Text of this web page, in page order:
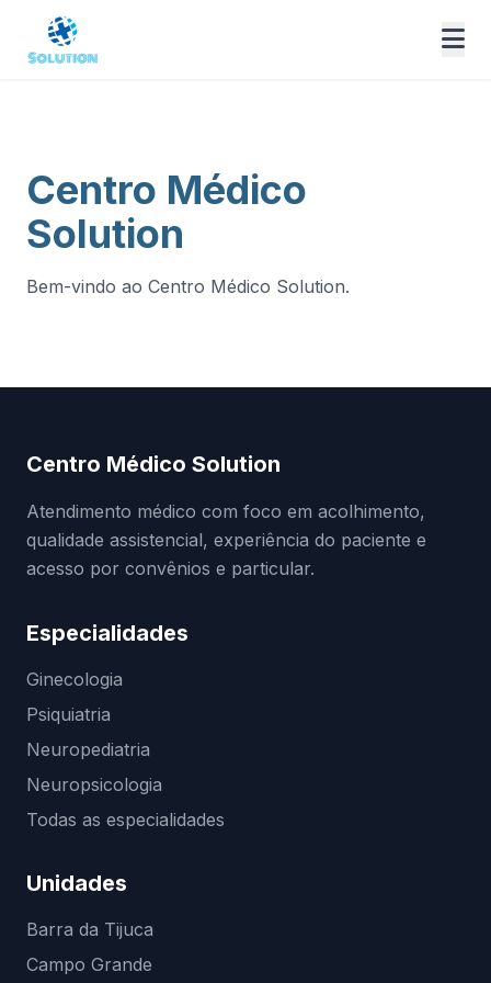
Centro Médico
Solution
Bem-vindo ao Centro Médico Solution.
Centro Médico Solution
Atendimento médico com foco em acolhimento,
qualidade assistencial, experiência do paciente e
acesso por convênios e particular.
Especialidades
Ginecologia
Psiquiatria
Neuropediatria
Neuropsicologia
Todas as especialidades
Unidades
Barra da Tijuca
Campo Grande